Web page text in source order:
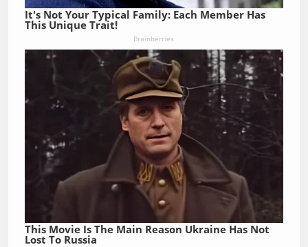
It's Not Your Typical Family: Each Member Has
This Unique Trait!
Brainberries
This Movie Is The Main Reason Ukraine Has Not
Lost To Russia